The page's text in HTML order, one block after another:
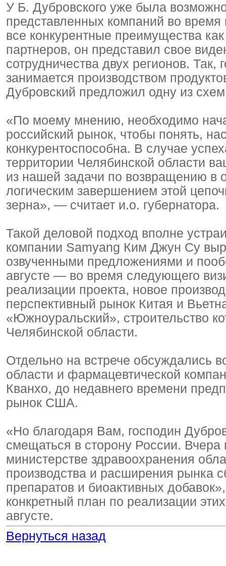
У Б. Дубровского уже была
представленных компаний во
все конкурентные преимущества
партнеров, он представил свое
сотрудничества двух регионов.
занимается производством
Дубровский предложил одну из
«По моему мнению, необходимо
российский рынок, чтобы понять,
конкурентоспособна. В случае
территории Челябинской области
из нашей задачи по возвращению в
логическим завершением этой
зерна», — считает и.о. губернатора.
Такой деловой подход вполне
компании Samyang Ким Джун Су
озвученными предложениями и
августе — во время следующего
реализации проекта, новое
перспективный рынок Китая и
«Южноуральский», строительство
Челябинской области.
Отдельно на встрече обсуждались
области и фармацевтической
Кванхо, до недавнего времени
рынок США.
«Но благодаря Вам, господин
смещаться в сторону России.
министерстве здравоохранения
производства и расширения рынка
препаратов и биоактивных
конкретный план по реализации
августе.
Вернуться назад